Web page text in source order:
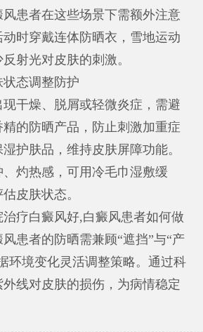
患者在这些场景下需额外注意
时穿戴连体防晒衣，雪地运动
射光对皮肤的刺激。
态调整防护
燥、脱屑或轻微炎症，需避
的防晒产品，防止刺激加重症
护肤品，维持皮肤屏障功能。
灼热感，可用冷毛巾湿敷缓
皮肤状态。
疗白癜风好,白癜风患者如何做
患者的防晒需兼顾“遮挡”与“产
环境变化灵活调整策略。通过科
线对皮肤的损伤，为病情稳定